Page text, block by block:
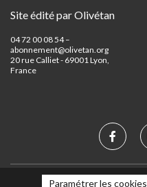
Site édité par Olivétan
04 72 00 08 54 –
abonnement@olivetan.org
20 rue Calliet - 69001 Lyon,
France
Mentions légales
Paramétrer les cookies